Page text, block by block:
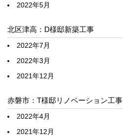
2022年5月
北区津高：D様邸新築工事
2022年7月
2022年3月
2021年12月
赤磐市：T様邸リノベーション工事
2022年4月
2021年12月